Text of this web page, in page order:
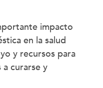
impacto
en la salud
y recursos para
curarse y